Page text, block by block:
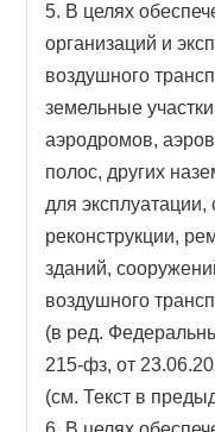
5. В целях
организаций и
воздушного
земельные
аэродромов,
полос, других
для эксплуатации,
реконструкции,
зданий,
воздушного
(в ред.
215-фз, от
(см. Текст в